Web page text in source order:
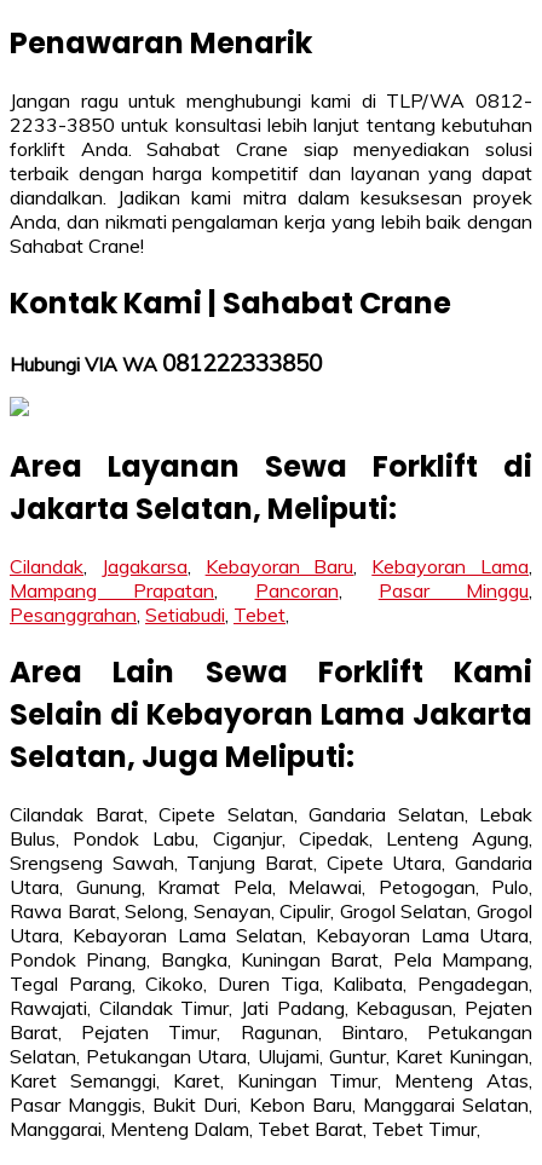
Penawaran Menarik
Jangan ragu untuk menghubungi kami di TLP/WA 0812-
2233-3850 untuk konsultasi lebih lanjut tentang kebutuhan
forklift Anda. Sahabat Crane siap menyediakan solusi
terbaik dengan harga kompetitif dan layanan yang dapat
diandalkan. Jadikan kami mitra dalam kesuksesan proyek
Anda, dan nikmati pengalaman kerja yang lebih baik dengan
Sahabat Crane!
Kontak Kami | Sahabat Crane
Hubungi VIA WA 081222333850
Area Layanan Sewa Forklift di
Jakarta Selatan, Meliputi:
Cilandak Jagakarsa Kebayoran Baru Kebayoran Lama
Mampang Prapatan
Pancoran Pasar Minggu
Pesanggrahan Setiabudi Tebet
Area Lain Sewa Forklift Kami
Selain di Kebayoran Lama Jakarta
Selatan, Juga Meliputi:
Cilandak Barat, Cipete Selatan, Gandaria Selatan, Lebak
Bulus, Pondok Labu, Ciganjur, Cipedak, Lenteng Agung,
Srengseng Sawah, Tanjung Barat, Cipete Utara, Gandaria
Utara, Gunung, Kramat Pela, Melawai, Petogogan, Pulo,
Rawa Barat, Selong, Senayan, Cipulir, Grogol Selatan, Grogol
Utara, Kebayoran Lama Selatan, Kebayoran Lama Utara,
Pondok Pinang, Bangka, Kuningan Barat, Pela Mampang,
Tegal Parang, Cikoko, Duren Tiga, Kalibata, Pengadegan,
Rawajati, Cilandak Timur, Jati Padang, Kebagusan, Pejaten
Barat, Pejaten Timur, Ragunan, Bintaro, Petukangan
Selatan, Petukangan Utara, Ulujami, Guntur, Karet Kuningan,
Karet Semanggi, Karet, Kuningan Timur, Menteng Atas,
Pasar Manggis, Bukit Duri, Kebon Baru, Manggarai Selatan,
Manggarai, Menteng Dalam, Tebet Barat, Tebet Timur,